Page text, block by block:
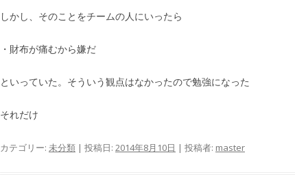
しかし、そのことをチームの人にいったら
・財布が痛むから嫌だ
といっていた。そういう観点はなかったので勉強になった
それだけ
カテゴリー: 未分類 | 投稿日: 2014年8月10日 | 投稿者: master